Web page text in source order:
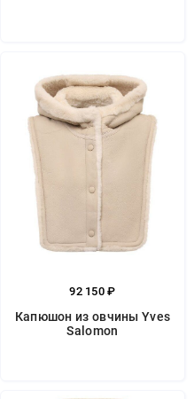
92 150 ₽
Капюшон из овчины Yves
Salomon